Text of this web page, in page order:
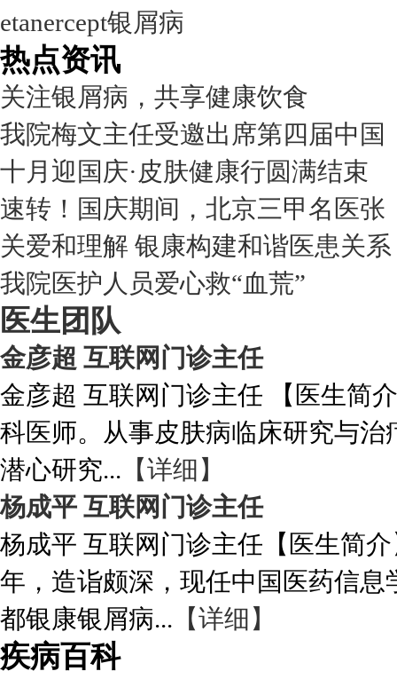
etanercept银屑病
热点资讯
关注银屑病，共享健康饮食
我院梅文主任受邀出席第四届中国
十月迎国庆·皮肤健康行圆满结束
速转！国庆期间，北京三甲名医张
关爱和理解 银康构建和谐医患关系
我院医护人员爱心救“血荒”
医生团队
金彦超 互联网门诊主任
金彦超 互联网门诊主任 【医生简
科医师。从事皮肤病临床研究与
潜心研究... 【详细】
杨成平 互联网门诊主任
杨成平 互联网门诊主任【医生简
年，造诣颇深，现任中国医药信
都银康银屑病... 【详细】
疾病百科